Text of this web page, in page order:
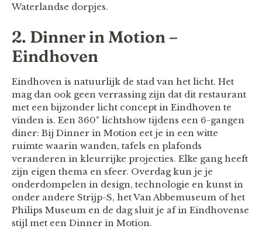
Waterlandse dorpjes.
2. Dinner in Motion –
Eindhoven
Eindhoven is natuurlijk de stad van het licht. Het
mag dan ook geen verrassing zijn dat dit restaurant
met een bijzonder licht concept in Eindhoven te
vinden is. Een 360° lichtshow tijdens een 6-gangen
diner: Bij Dinner in Motion eet je in een witte
ruimte waarin wanden, tafels en plafonds
veranderen in kleurrijke projecties. Elke gang heeft
zijn eigen thema en sfeer. Overdag kun je je
onderdompelen in design, technologie en kunst in
onder andere Strijp-S, het Van Abbemuseum of het
Philips Museum en de dag sluit je af in Eindhovense
stijl met een Dinner in Motion.